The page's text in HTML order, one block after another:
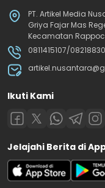
PT. Artikel Media
Griya Fajar Mas
Kecamatan
0811415107/
Ikuti Kami
Jelajahi Berita di